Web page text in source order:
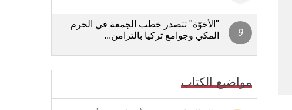
"الأخوّة" تتصدر خطب الجمعة في الحرم
المكي وجوامع تركيا بالتزامن...
مواضيع الكتاب